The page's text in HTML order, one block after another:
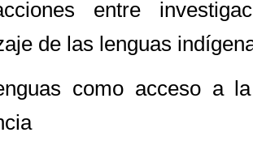
entre
de las lenguas
como acceso a